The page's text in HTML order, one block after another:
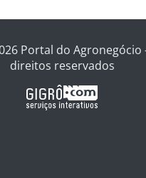
Portal do Agronegócio
direitos reservados